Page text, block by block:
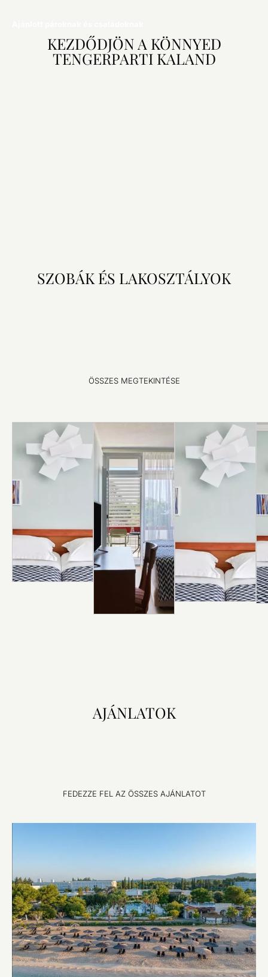
KEZDŐDJÖN A KÖNNYED
TENGERPARTI KALAND
SZOBÁK ÉS LAKOSZTÁLYOK
ÖSSZES MEGTEKINTÉSE
FEDEZZE
FEL
FEDEZZE
FEL
FEDEZZE
FEL
AJÁNLATOK
FEDEZZE FEL AZ ÖSSZES AJÁNLATOT